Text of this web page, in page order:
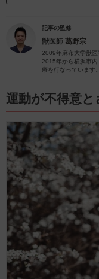
記事の監修
獣医師 葛野宗
2009年麻布大学獣医
2015年から横浜市
療を行なっています。
内科(循環器、内分泌
運動が不得意